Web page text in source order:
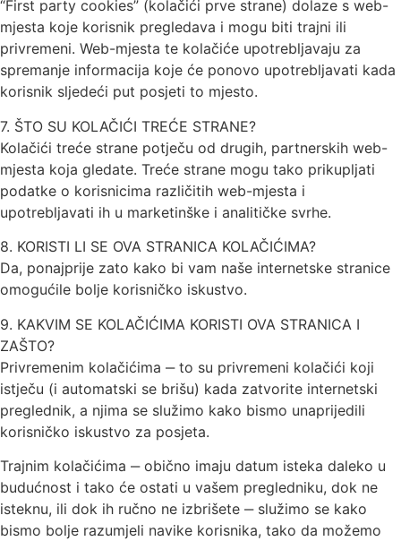
“First party cookies” (kolačići prve strane) dolaze s web-
mjesta koje korisnik pregledava i mogu biti trajni ili
privremeni. Web-mjesta te kolačiće upotrebljavaju za
spremanje informacija koje će ponovo upotrebljavati kada
korisnik sljedeći put posjeti to mjesto.
7. ŠTO SU KOLAČIĆI TREĆE STRANE?
Kolačići treće strane potječu od drugih, partnerskih web-
mjesta koja gledate. Treće strane mogu tako prikupljati
podatke o korisnicima različitih web-mjesta i
upotrebljavati ih u marketinške i analitičke svrhe.
8. KORISTI LI SE OVA STRANICA KOLAČIĆIMA?
Da, ponajprije zato kako bi vam naše internetske stranice
omogućile bolje korisničko iskustvo.
9. KAKVIM SE KOLAČIĆIMA KORISTI OVA STRANICA I
ZAŠTO?
Privremenim kolačićima ‒ to su privremeni kolačići koji
istječu (i automatski se brišu) kada zatvorite internetski
preglednik, a njima se služimo kako bismo unaprijedili
korisničko iskustvo za posjeta.
Trajnim kolačićima ‒ obično imaju datum isteka daleko u
budućnost i tako će ostati u vašem pregledniku, dok ne
isteknu, ili dok ih ručno ne izbrišete ‒ služimo se kako
bismo bolje razumjeli navike korisnika, tako da možemo